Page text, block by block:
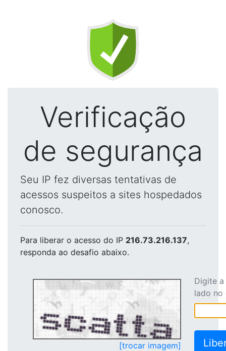
Verificação
de segurança
Seu IP fez diversas tentativas de
acessos suspeitos a sites hospedados
conosco.
Para liberar o acesso do IP 216.73.216.137,
responda ao desafio abaixo.
[trocar imagem]
Digite
lado no